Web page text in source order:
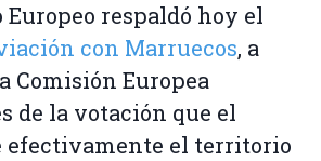
respaldó hoy el
con Marruecos, a
Comisión Europea
de la votación que el
efectivamente el territorio